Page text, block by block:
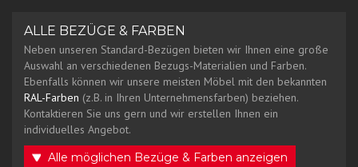
ALLE BEZÜGE & FARBEN
Neben unseren Standard-Bezügen bieten wir Ihnen eine große
Auswahl an verschiedenen Bezugs-Materialien und Farben.
Ebenfalls können wir unsere meisten Möbel mit den bekannten
RAL-Farben (z.B. in Ihren Unternehmensfarben) beziehen.
Kontaktieren Sie uns gern und wir erstellen Ihnen ein
individuelles Angebot.
Alle möglichen Bezüge & Farben anzeigen